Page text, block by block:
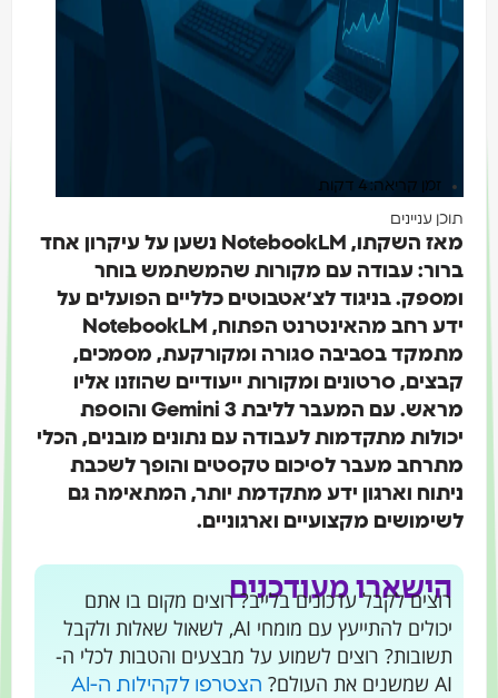
זמן קריאה: 4 דקות
עניינים
מאז השקתו, NotebookLM נשען על עיקרון אחד
עבודה עם מקורות שהמשתמש בוחר
בניגוד לצ׳אטבוטים כלליים הפועלים על
ידע רחב מהאינטרנט הפתוח, NotebookLM
בסביבה סגורה ומקורקעת, מסמכים,
סרטונים ומקורות ייעודיים שהוזנו אליו
מראש. עם המעבר לליבת Gemini 3 והוספת
מתקדמות לעבודה עם נתונים מובנים, הכלי
מעבר לסיכום טקסטים והופך לשכבת
וארגון ידע מתקדמת יותר, המתאימה גם
מקצועיים וארגוניים.
הישארו מעודכנים
רוצים לקבל עדכונים בלייב? רוצים מקום בו אתם
יכולים להתייעץ עם מומחי AI, לשאול שאלות ולקבל
תשובות? רוצים לשמוע על מבצעים והטבות לכלי ה-
הצטרפו לקהילות ה-AI